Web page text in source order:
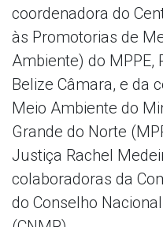
coordenadora do
às Promotorias de
Ambiente) do
Belize Câmara, e da
Meio Ambiente do
Grande do Norte
Justiça Rachel
colaboradoras da
do Conselho